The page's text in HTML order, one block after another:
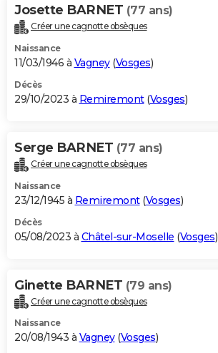
Josette BARNET (77 ans)
Créer une cagnotte obsèques
Naissance
11/03/1946 à Vagney(Vosges)
Décès
29/10/2023 à Remiremont(Vosges)
Serge BARNET (77 ans)
Créer une cagnotte obsèques
Naissance
23/12/1945 à Remiremont(Vosges)
Décès
05/08/2023 à Châtel-sur-Moselle (Vosges)
Ginette BARNET (79 ans)
Créer une cagnotte obsèques
Naissance
20/08/1943 à Vagney(Vosges)